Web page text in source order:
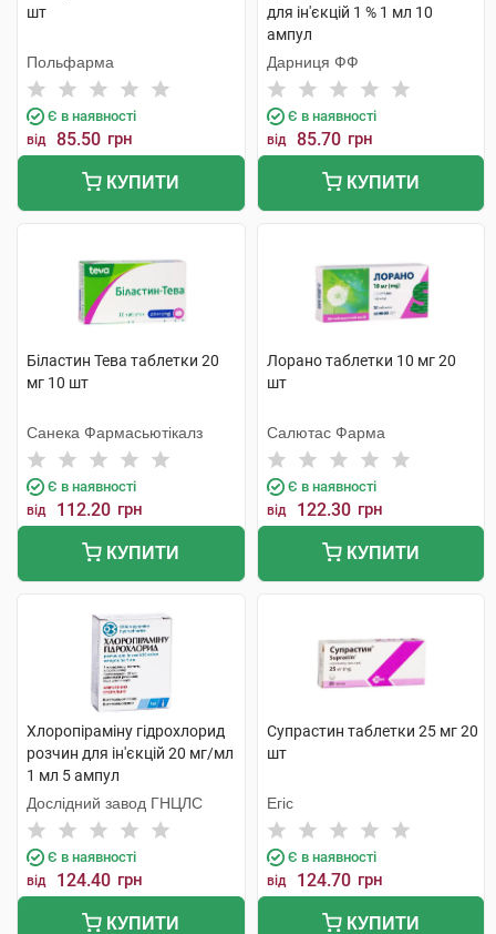
шт
Польфарма
Є в наявності
від 85.50 грн
КУПИТИ
для ін'єкцій 1 % 1 мл 10
ампул
Дарниця ФФ
Є в наявності
від 85.70 грн
КУПИТИ
Біластин Тева таблетки 20
мг 10 шт
Санека Фармасьютікалз
Є в наявності
від 112.20 грн
КУПИТИ
Лорано таблетки 10 мг 20
шт
Салютас Фарма
Є в наявності
від 122.30 грн
КУПИТИ
Хлоропіраміну гідрохлорид
розчин для ін'єкцій 20 мг/мл
1 мл 5 ампул
Дослідний завод ГНЦЛС
Є в наявності
від 124.40 грн
КУПИТИ
Супрастин таблетки 25 мг 20
шт
Егіс
Є в наявності
від 124.70 грн
КУПИТИ